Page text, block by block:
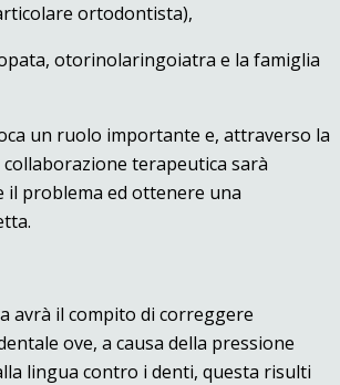
ortodontista),
otorinolaringoiatra e la famiglia
un ruolo importante e, attraverso la
terapeutica sarà
il problema ed ottenere una
avrà il compito di correggere
ove, a causa della pressione
lingua contro i denti, questa risulti